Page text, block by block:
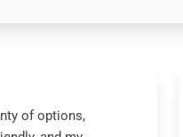
of options,